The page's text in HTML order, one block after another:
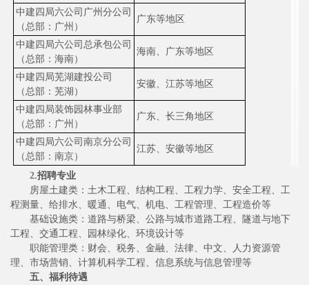
中建四局六公司广州分公司
（总部：广州）
广东等地区
中建四局六公司总承包公司
（总部：海南）
海南、广东等地区
中建四局芜湖建投公司
（总部：芜湖）
安徽、江苏等地区
中建四局装饰园林事业部
（总部：广州）
广东、长三角地区
中建四局六公司南京分公司
（总部：南京）
江苏、安徽等地区
2.招聘专业
房屋土建类：土木工程、结构工程、工程力学、安全工程、工
程测量、给排水、暖通、电气、机电、工程管理、工程造价等
基础设施类：道路与桥梁、公路与城市道路工程、隧道与地下
工程、交通工程、园林绿化、环境设计等
职能管理类：财会、税务、金融、法律、中文、人力资源管
理、市场营销、计算机科学工程、信息系统与信息管理等
五、福利待遇